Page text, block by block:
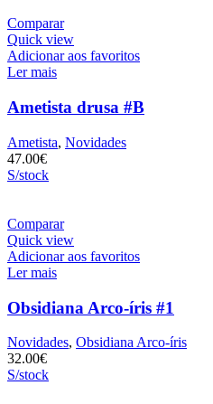
Comparar
Quick view
Adicionar aos favoritos
Ler mais
Ametista drusa #B
Ametista, Novidades
47.00€
S/stock
Comparar
Quick view
Adicionar aos favoritos
Ler mais
Obsidiana Arco-íris #1
Novidades, Obsidiana Arco-íris
32.00€
S/stock